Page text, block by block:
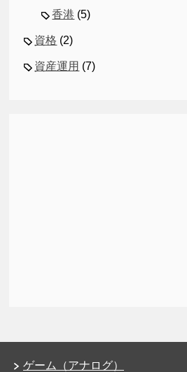
香港 (5)
資格 (2)
資産運用 (7)
ゲーム（アナログ）